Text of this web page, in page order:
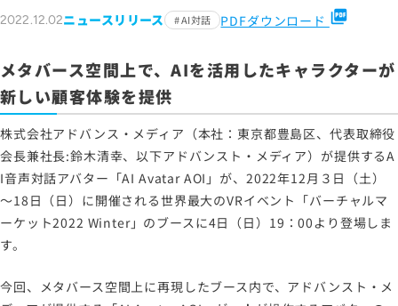
サイトマップ
ソーシャルメディアポリシー
プライバシーポリシー
情報セキュリティポリシー
労働者派遣事業に関わる情報
メールマガジン
2022.12.02ニュースリリース AI対話 PDFダウンロード picture_as_pdf
メタバース空間上で、AIを活用したキャラクターが
新しい顧客体験を提供
株式会社アドバンス・メディア（本社：東京都豊島区、代表取締役
会長兼社長:鈴木清幸、以下アドバンスト・メディア）が提供するA
I音声対話アバター「AI Avatar AOI」が、2022年12月３日（土）
～18日（日）に開催される世界最大のVRイベント「バーチャルマ
ーケット2022 Winter」のブースに4日（日）19：00より登場しま
す。
今回、メタバース空間上に再現したブース内で、アドバンスト・メ